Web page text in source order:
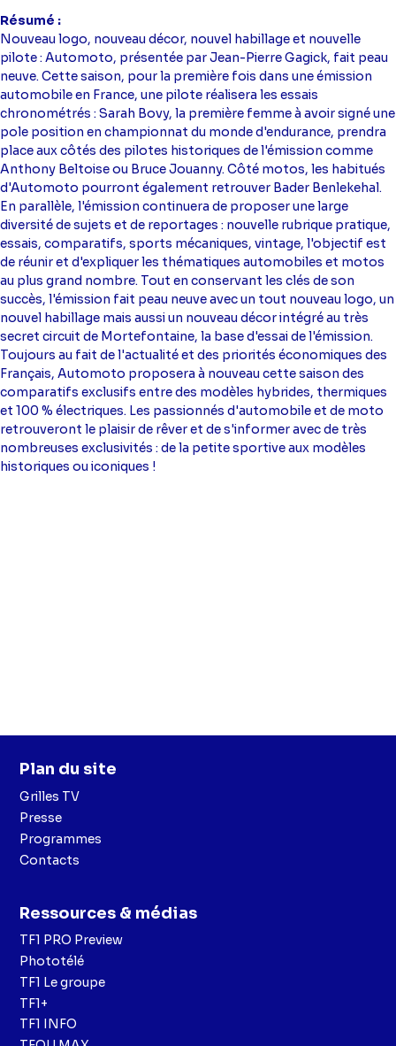
Résumé
Nouveau logo, nouveau décor, nouvel habillage et nouvelle
pilote : Automoto, présentée par Jean-Pierre Gagick, fait peau
neuve. Cette saison, pour la première fois dans une émission
automobile en France, une pilote réalisera les essais
chronométrés : Sarah Bovy, la première femme à avoir signé une
pole position en championnat du monde d'endurance, prendra
place aux côtés des pilotes historiques de l'émission comme
Anthony Beltoise ou Bruce Jouanny. Côté motos, les habitués
d'Automoto pourront également retrouver Bader Benlekehal.
En parallèle, l'émission continuera de proposer une large
diversité de sujets et de reportages : nouvelle rubrique pratique,
essais, comparatifs, sports mécaniques, vintage, l'objectif est
de réunir et d'expliquer les thématiques automobiles et motos
au plus grand nombre. Tout en conservant les clés de son
succès, l'émission fait peau neuve avec un tout nouveau logo, un
nouvel habillage mais aussi un nouveau décor intégré au très
secret circuit de Mortefontaine, la base d'essai de l'émission.
Toujours au fait de l'actualité et des priorités économiques des
Français, Automoto proposera à nouveau cette saison des
comparatifs exclusifs entre des modèles hybrides, thermiques
et 100 % électriques. Les passionnés d'automobile et de moto
retrouveront le plaisir de rêver et de s'informer avec de très
nombreuses exclusivités : de la petite sportive aux modèles
historiques ou iconiques !
Plan du site
Grilles TV
Presse
Programmes
Contacts
Ressources & médias
TF1 PRO Preview
Phototélé
TF1 Le groupe
TF1+
TF1 INFO